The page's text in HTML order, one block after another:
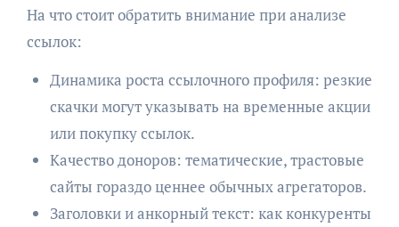
На что стоит обратить внимание при анализе
ссылок:
Динамика роста ссылочного профиля: резкие
скачки могут указывать на временные акции
или покупку ссылок.
Качество доноров: тематические, трастовые
сайты гораздо ценнее обычных агрегаторов.
Заголовки и анкорный текст: как конкуренты